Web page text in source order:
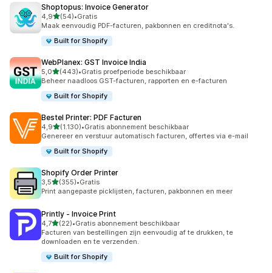
Shoptopus: Invoice Generator
4,9van 5 sterren
(54)
54 recensies in totaal
•Gratis
Maak eenvoudig PDF-facturen, pakbonnen en creditnota's.
Built for Shopify
WebPlanex: GST Invoice India
5,0van 5 sterren
(443)
443 recensies in totaal
•Gratis proefperiode beschikbaar
Beheer naadloos GST-facturen, rapporten en e-facturen
Built for Shopify
Bestel Printer: PDF Facturen
4,9van 5 sterren
(1.130)
1130 recensies in totaal
•Gratis abonnement beschikbaar
Genereer en verstuur automatisch facturen, offertes via e-mail
Built for Shopify
Shopify Order Printer
3,5van 5 sterren
(355)
355 recensies in totaal
•Gratis
Print aangepaste picklijsten, facturen, pakbonnen en meer
Printly ‑ Invoice Print
4,7van 5 sterren
(22)
22 recensies in totaal
•Gratis abonnement beschikbaar
Facturen van bestellingen zijn eenvoudig af te drukken, te
downloaden en te verzenden.
Built for Shopify